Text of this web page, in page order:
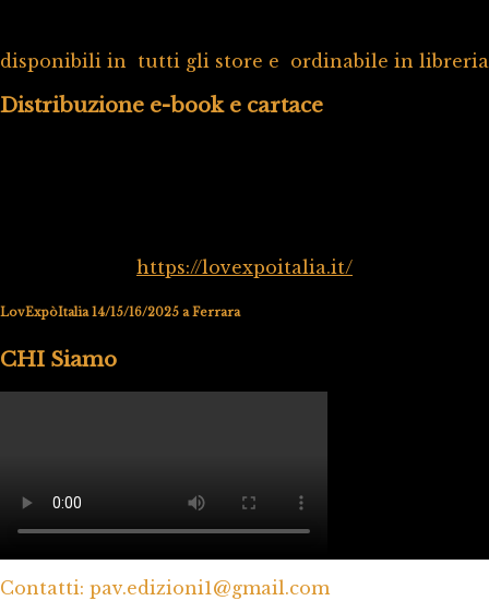
disponibili in tutti gli store e ordinabile in libreria
Distribuzione e-book e cartace
https://lovexpoitalia.it/
LovExpòItalia 14/15/16/2025 a Ferrara
CHI Siamo
Contatti: pav.edizioni1@gmail.com